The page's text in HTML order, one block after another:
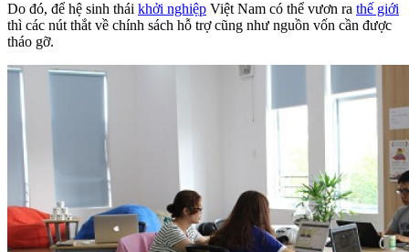
Do đó, để hệ sinh thái khởi nghiệp Việt Nam có thể vươn ra thế giới
thì các nút thắt về chính sách hỗ trợ cũng như nguồn vốn cần được
tháo gỡ.